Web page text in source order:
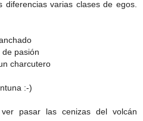
diferencias varias clases de egos.
pasión
charcutero
:-)
pasar las cenizas del volcán